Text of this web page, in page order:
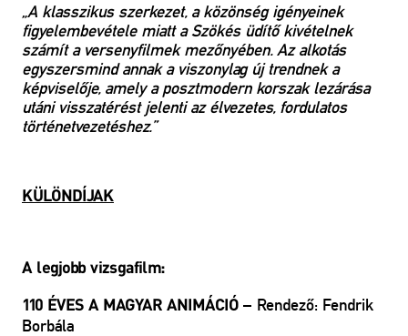
„A klasszikus szerkezet, a közönség igényeinek
figyelembevétele miatt a Szökés üdítő kivételnek
számít a versenyfilmek mezőnyében. Az alkotás
egyszersmind annak a viszonylag új trendnek a
képviselője, amely a posztmodern korszak lezárása
utáni visszatérést jelenti az élvezetes, fordulatos
történetvezetéshez.”
KÜLÖNDÍJAK
A legjobb vizsgafilm:
110 ÉVES A MAGYAR ANIMÁCIÓ – Rendező: Fendrik
Borbála